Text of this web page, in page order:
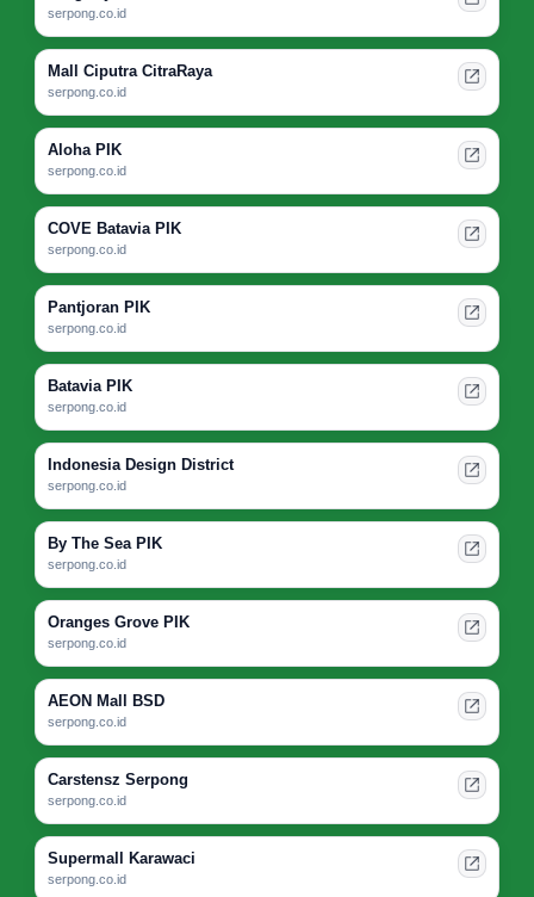
serpong.co.id
Mall Ciputra CitraRaya
serpong.co.id
Aloha PIK
serpong.co.id
COVE Batavia PIK
serpong.co.id
Pantjoran PIK
serpong.co.id
Batavia PIK
serpong.co.id
Indonesia Design District
serpong.co.id
By The Sea PIK
serpong.co.id
Oranges Grove PIK
serpong.co.id
AEON Mall BSD
serpong.co.id
Carstensz Serpong
serpong.co.id
Supermall Karawaci
serpong.co.id